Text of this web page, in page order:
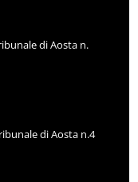
di Aosta n.
di Aosta n.4